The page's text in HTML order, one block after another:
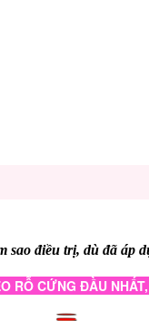
sao điều trị, dù đã áp
RỖ CỨNG ĐẦU